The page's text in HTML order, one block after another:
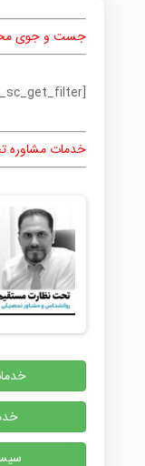
جست و جوی
[prdctfltr_sc_get_filter]
خدمات مشاوره